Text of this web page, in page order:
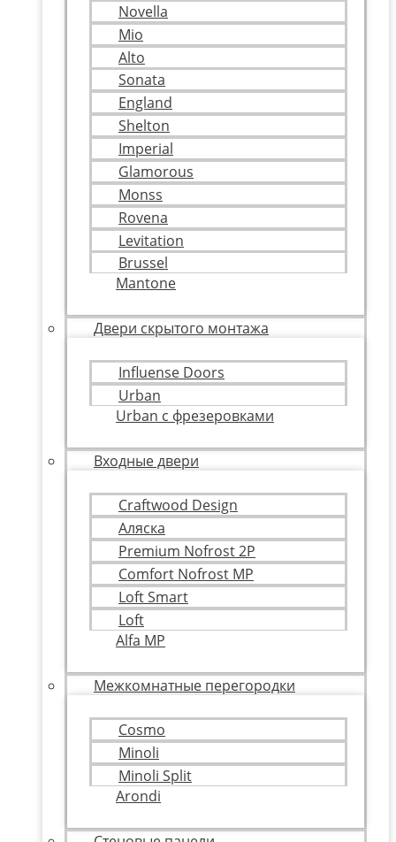
Novella
Mio
Alto
Sonata
England
Shelton
Imperial
Glamorous
Monss
Rovena
Levitation
Brussel
Mantone
Двери скрытого монтажа
Influense Doors
Urban
Urban с фрезеровками
Входные двери
Craftwood Design
Аляска
Premium Nofrost 2P
Comfort Nofrost MP
Loft Smart
Loft
Alfa MP
Межкомнатные перегородки
Cosmo
Minoli
Minoli Split
Arondi